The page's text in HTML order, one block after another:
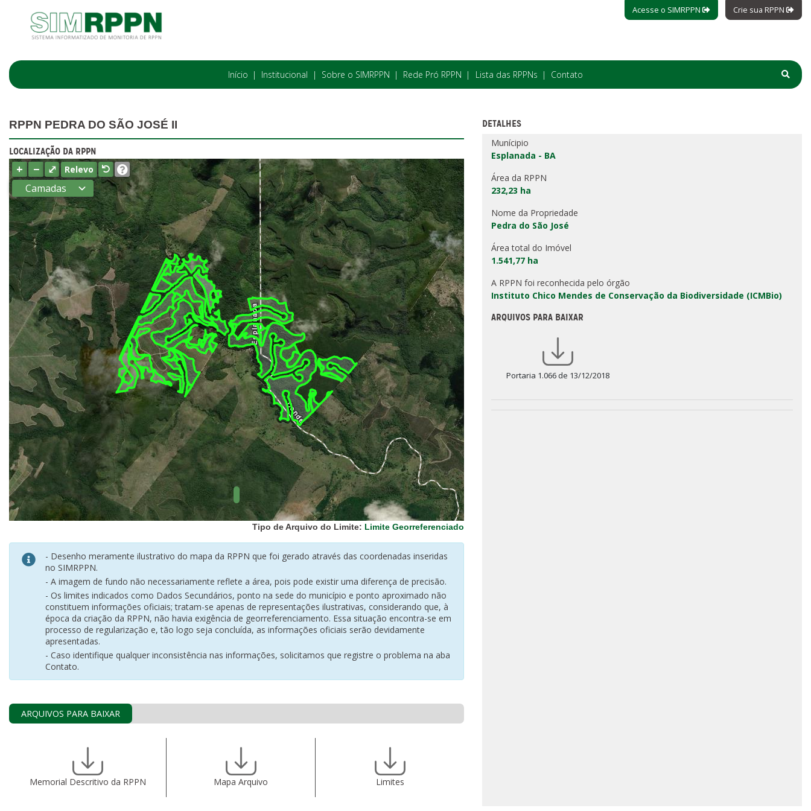
Acesse o SIMRPPN Crie sua RPPN
Início Institucional Sobre o SIMRPPN Rede Pró RPPN Lista das RPPNs Contato
RPPN PEDRA DO SÃO JOSÉ II
LOCALIZAÇÃO DA RPPN
+ − ⤢ Relevo
Camadas
Estados
Municípios
Terras
indígenas
(FUNAI)
UC Federal
UC Estaduais
UC
Municipais
Hidrografia
1:1.000.000
(ANA)
Biomas
(IBGE)
Vegetação
(IBGE)
Rodovias
(IBGE)
Relevo
(IBGE)
Tipo de Arquivo do Limite: Limite Georreferenciado
- Desenho meramente ilustrativo do mapa da RPPN que foi gerado através das coordenadas inseridas
no SIMRPPN.
- A imagem de fundo não necessariamente reflete a área, pois pode existir uma diferença de precisão.
- Os limites indicados como Dados Secundários, ponto na sede do município e ponto aproximado não
constituem informações oficiais; tratam-se apenas de representações ilustrativas, considerando que, à
época da criação da RPPN, não havia exigência de georreferenciamento. Essa situação encontra-se em
processo de regularização e, tão logo seja concluída, as informações oficiais serão devidamente
apresentadas.
- Caso identifique qualquer inconsistência nas informações, solicitamos que registre o problema na aba
Contato.
ARQUIVOS PARA BAIXAR
Memorial Descritivo da RPPN Mapa Arquivo Limites
DETALHES
Munícipio
Esplanada - BA
Área da RPPN
232,23 ha
Nome da Propriedade
Pedra do São José
Área total do Imóvel
1.541,77 ha
A RPPN foi reconhecida pelo órgão
Instituto Chico Mendes de Conservação da Biodiversidade (ICMBio)
ARQUIVOS PARA BAIXAR
Portaria 1.066 de 13/12/2018